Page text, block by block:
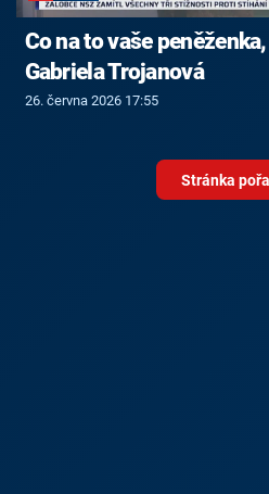
Co na to vaše
Gabriela Trojanová
26. června 2026 17:55
Stránka